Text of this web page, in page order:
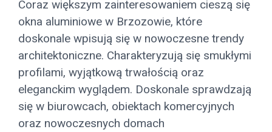
Coraz większym zainteresowaniem cieszą się
okna aluminiowe w Brzozowie, które
doskonale wpisują się w nowoczesne trendy
architektoniczne. Charakteryzują się smukłymi
profilami, wyjątkową trwałością oraz
eleganckim wyglądem. Doskonale sprawdzają
się w biurowcach, obiektach komercyjnych
oraz nowoczesnych domach